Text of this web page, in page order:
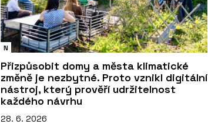
N
Přizpůsobit domy a města klimatické
změně je nezbytné. Proto vznikl digitální
nástroj, který prověří udržitelnost
každého návrhu
28. 6. 2026